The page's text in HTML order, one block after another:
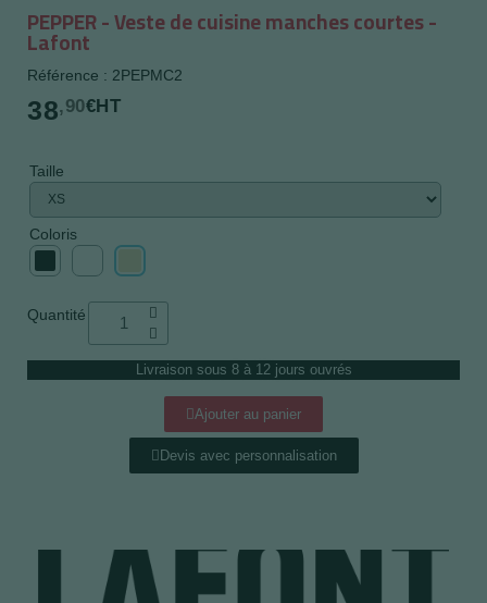
PEPPER - Veste de cuisine manches courtes -
Lafont
Référence : 2PEPMC2
38,90€HT
Taille
Coloris
Quantité
Livraison sous 8 à 12 jours ouvrés
Ajouter au panier
Devis avec personnalisation